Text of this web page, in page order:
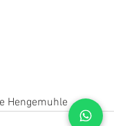
Hengemuhle